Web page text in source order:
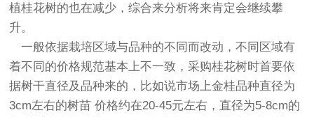
植桂花树的也在减少，综合来分析将来肯定会继续攀
升。
一般依据栽培区域与品种的不同而改动，不同区域有
着不同的价格规范基本上不一致，采购桂花树时首要依
据树干直径及品种来的，比如说市场上金桂品种直径为
3cm左右的树苗 价格约在20-45元左右，直径为5-8cm的